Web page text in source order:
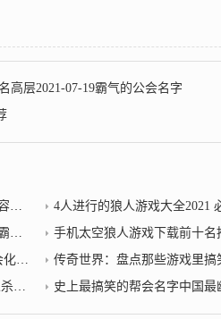
高层2021-07-19霸气的公会名字
4人进行的狼人游戏大全2021 必玩狼人游戏
手机太空狼人游戏下载前十名推荐2021 经
名
传奇世界：盘点那些游戏里搞笑的名
名
史上最搞笑的帮会名字中国最幽默的三个火车